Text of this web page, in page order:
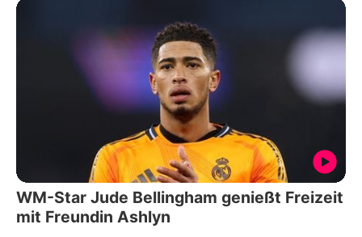
WM-Star Jude Bellingham genießt Freizeit
mit Freundin Ashlyn